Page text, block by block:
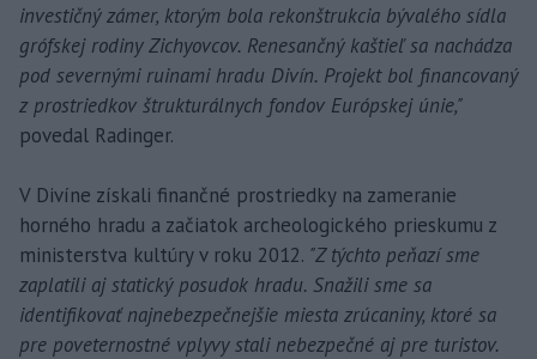
investičný zámer, ktorým bola rekonštrukcia bývalého sídla
grófskej rodiny Zichyovcov. Renesančný kaštieľ sa nachádza
pod severnými ruinami hradu Divín. Projekt bol financovaný
z prostriedkov štrukturálnych fondov Európskej únie,"
povedal Radinger.
V Divíne získali finančné prostriedky na zameranie
horného hradu a začiatok archeologického prieskumu z
ministerstva kultúry v roku 2012. "Z týchto peňazí sme
zaplatili aj statický posudok hradu. Snažili sme sa
identifikovať najnebezpečnejšie miesta zrúcaniny, ktoré sa
pre poveternostné vplyvy stali nebezpečné aj pre turistov.